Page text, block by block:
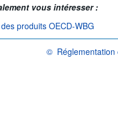
vous intéresser :
produits OECD-WBG
©